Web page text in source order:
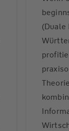
(Duale